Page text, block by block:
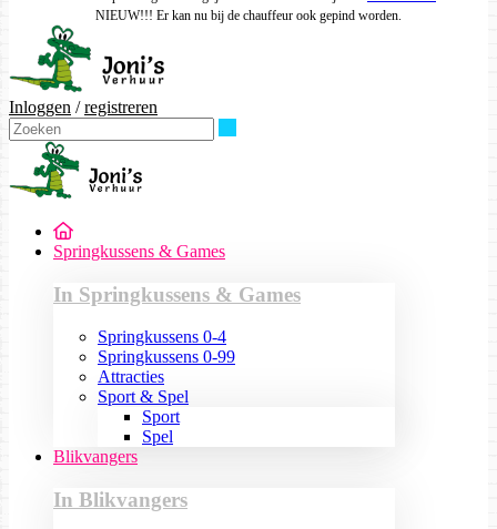
NIEUW!!! Er kan nu bij de chauffeur ook gepind worden.
Inloggen /registreren
Springkussens & Games
In Springkussens & Games
Springkussens 0-4
Springkussens 0-99
Attracties
Sport & Spel
Sport
Spel
Blikvangers
In Blikvangers